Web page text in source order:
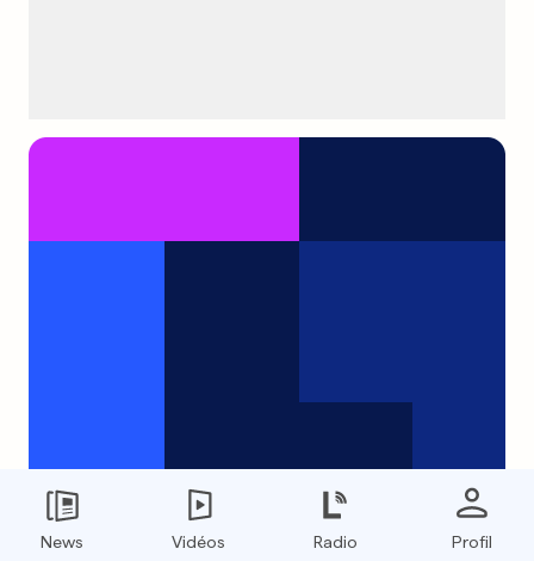
Foxy Brown se bat avec une
News Vidéos Radio Profil